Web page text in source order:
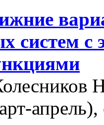
систем
апрель),